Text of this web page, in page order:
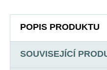
POPIS PRODUKTU
SOUVISEJÍCÍ